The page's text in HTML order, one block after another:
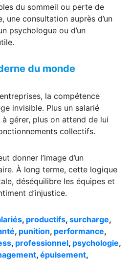
du sommeil ou perte de
une consultation auprès d’un
psychologue ou d’un
du monde
la compétence
invisible. Plus un salarié
gérer, plus on attend de lui
collectifs.
donner l’image d’un
À long terme, cette logique
déséquilibre les équipes et
d’injustice.
, productifs, surcharge,
, punition, performance,
, professionnel, psychologie,
, épuisement,